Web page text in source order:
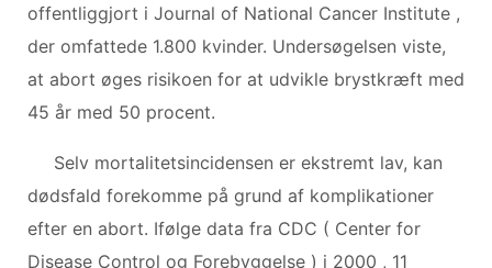
offentliggjort i Journal of National Cancer Institute ,
der omfattede 1.800 kvinder. Undersøgelsen viste,
at abort øges risikoen for at udvikle brystkræft med
45 år med 50 procent.
Selv mortalitetsincidensen er ekstremt lav, kan
dødsfald forekomme på grund af komplikationer
efter en abort. Ifølge data fra CDC ( Center for
Disease Control og Forebyggelse ) i 2000 , 11